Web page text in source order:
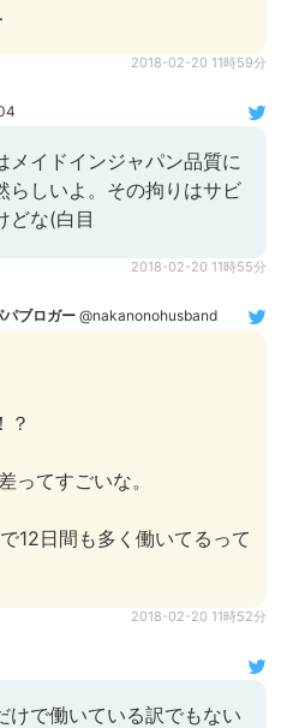
2018-02-20 11時59分
メイドインジャパン品質に
らしいよ。その拘りはサビ
どな(白目
2018-02-20 11時55分
ブロガー @nakanonohusband
？
ってすごいな。
12日間も多く働いてるって
2018-02-20 11時52分
けで働いている訳でもない